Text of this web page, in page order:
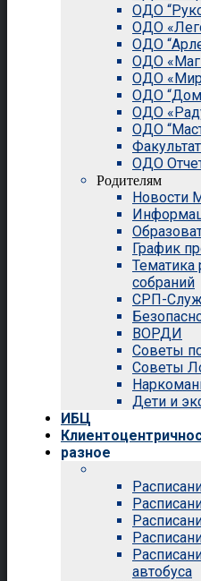
ОДО
ОДО
ОДО
ОДО
ОДО «Мир
ОДО
ОДО
ОДО
ОДО
Родителям
Новости
График
Тематика
собраний
СРП-
ВОРДИ
Советы
Советы
Дети и
ИБЦ
разное
автобуса